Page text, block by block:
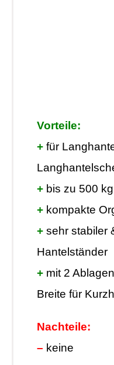
Vorteile:
+ für
+ bis zu 500
+ kompakte
+ sehr stabiler
Hantelständer
+ mit 2
Breite für
Nachteile:
– keine